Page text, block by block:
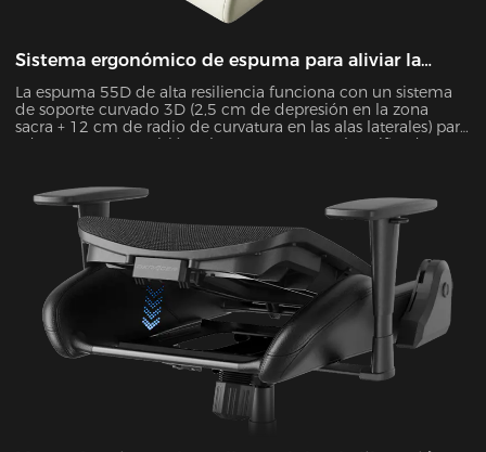
Sistema ergonómico de espuma para aliviar la
presión
La espuma 55D de alta resiliencia funciona con un sistema
de soporte curvado 3D (2,5 cm de depresión en la zona
sacra + 12 cm de radio de curvatura en las alas laterales) para
adaptarse con precisión a la postura corporal. Verificado
reduce la presión máxima en un 38 % durante sesiones de 4
horas sentado.